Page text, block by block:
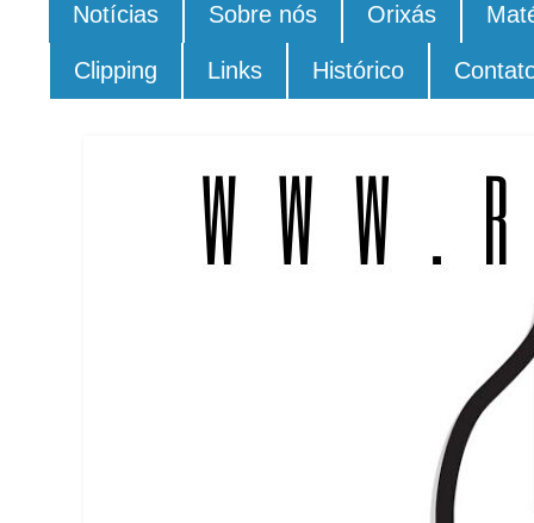
Notícias Sobre nós Orixás
Clipping Links Histórico